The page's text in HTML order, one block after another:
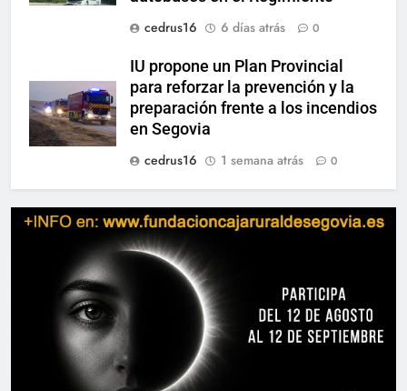
cedrus16
6 días atrás 0
IU propone un Plan Provincial
para reforzar la prevención y la
preparación frente a los incendios
en Segovia
cedrus16
1 semana atrás 0